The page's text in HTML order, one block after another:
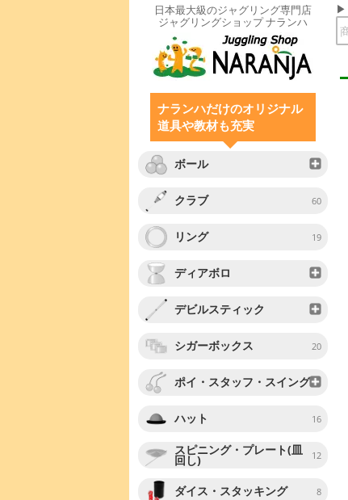
日本最大級のジャグリング専門店
ジャグリングショップ ナランハ
ナランハだけのオリジナル
道具や教材も充実
ボール
クラブ 60
リング 19
ディアボロ
デビルスティック
シガーボックス 20
ポイ・スタッフ・スイング
ハット 16
スピニング・プレート(皿
回し) 12
ダイス・スタッキング 8